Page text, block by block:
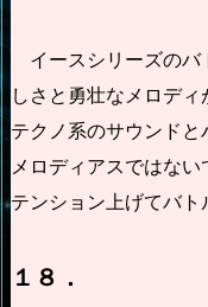
イースシリーズのバ
しさと勇壮なメロディ
テクノ系のサウンドと
メロディアスではな
テンション上げてバト
１８．